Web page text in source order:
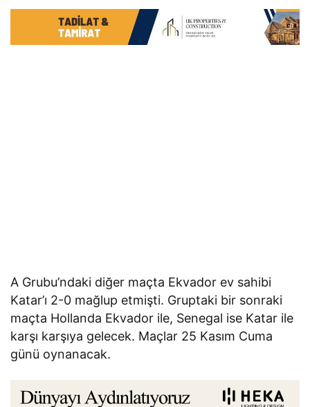
A Grubu’ndaki diğer maçta Ekvador ev sahibi
Katar’ı 2-0 mağlup etmişti. Gruptaki bir sonraki
maçta Hollanda Ekvador ile, Senegal ise Katar ile
karşı karşıya gelecek. Maçlar 25 Kasım Cuma
günü oynanacak.